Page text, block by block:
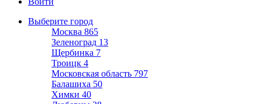
Выберите город
Москва 865
Зеленоград 13
Щербинка 7
Троицк 4
Московская область 797
Балашиха 50
Химки 40